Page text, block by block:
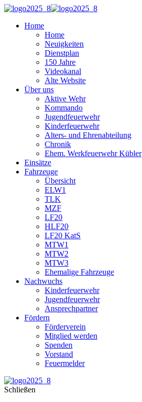
Home
Home
Neuigkeiten
Dienstplan
150 Jahre
Videokanal
Alte Website
Über uns
Aktive Wehr
Kommando
Jugendfeuerwehr
Kinderfeuerwehr
Alters- und Ehrenabteilung
Chronik
Ehem. Werkfeuerwehr Kübler
Einsätze
Fahrzeuge
Übersicht
ELW1
TLK
MZF
LF20
HLF20
LF20 KatS
MTW1
MTW2
MTW3
Ehemalige Fahrzeuge
Nachwuchs
Kinderfeuerwehr
Jugendfeuerwehr
Ansprechpartner
Fördern
Förderverein
Mitglied werden
Spenden
Vorstand
Feuermelder
Schließen